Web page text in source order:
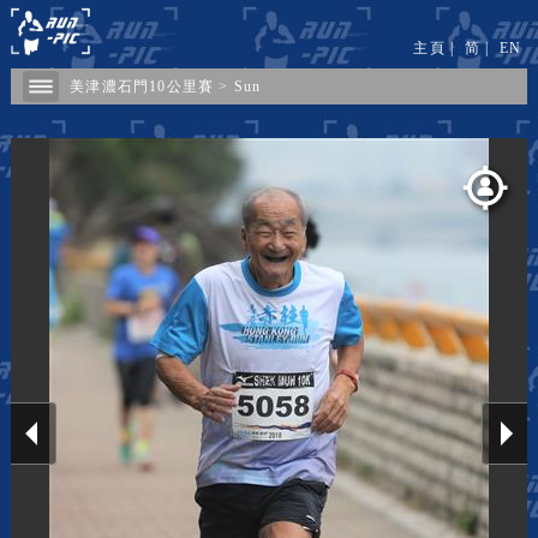
美津濃石門10公里賽 > Sun
主頁 | 简| EN